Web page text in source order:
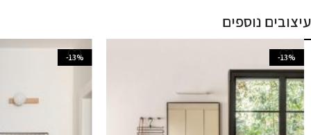
עיצובים נוספים
-13%
-13%